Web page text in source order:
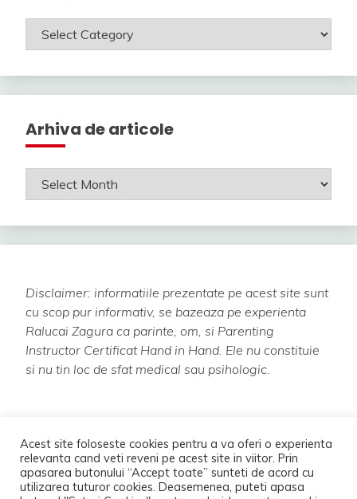
Categorii
Arhiva de articole
Arhiva
Disclaimer: informatiile prezentate pe acest site sunt
cu scop pur informativ, se bazeaza pe experienta
Ralucai Zagura ca parinte, om, si Parenting
Instructor Certificat Hand in Hand. Ele nu constituie
si nu tin loc de sfat medical sau psihologic.
Acest site foloseste cookies pentru a va oferi o experienta
relevanta cand veti reveni pe acest site in viitor. Prin
apasarea butonului “Accept toate” sunteti de acord cu
utilizarea tuturor cookies. Deasemenea, puteti apasa